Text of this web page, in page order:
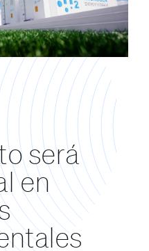
será
en